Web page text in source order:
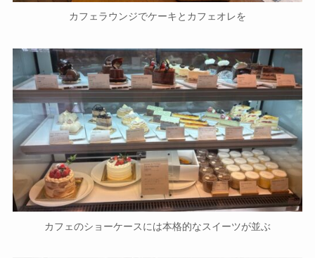
カフェのショーケースには本格的なスイーツが並ぶ